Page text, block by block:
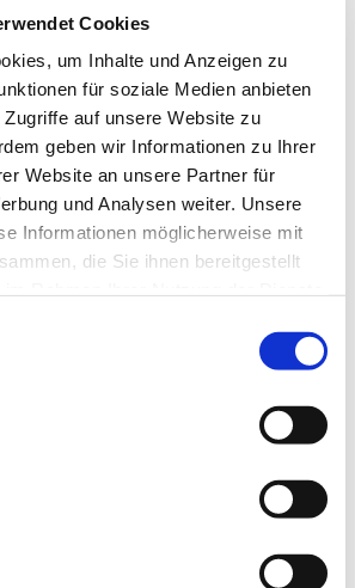
Cookies
um Inhalte und Anzeigen zu
für soziale Medien anbieten
auf unsere Website zu
geben wir Informationen zu Ihrer
Website an unsere Partner für
und Analysen weiter. Unsere
Informationen möglicherweise mit
die Sie ihnen bereitgestellt
Sie auch